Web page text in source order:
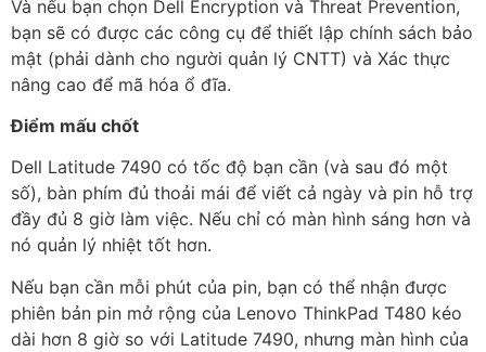
Và nếu bạn chọn Dell Encryption và Threat Prevention,
bạn sẽ có được các công cụ để thiết lập chính sách bảo
mật (phải dành cho người quản lý CNTT) và Xác thực
nâng cao để mã hóa ổ đĩa.
Điểm mấu chốt
Dell Latitude 7490 có tốc độ bạn cần (và sau đó một
số), bàn phím đủ thoải mái để viết cả ngày và pin hỗ trợ
đầy đủ 8 giờ làm việc. Nếu chỉ có màn hình sáng hơn và
nó quản lý nhiệt tốt hơn.
Nếu bạn cần mỗi phút của pin, bạn có thể nhận được
phiên bản pin mở rộng của Lenovo ThinkPad T480 kéo
dài hơn 8 giờ so với Latitude 7490, nhưng màn hình của